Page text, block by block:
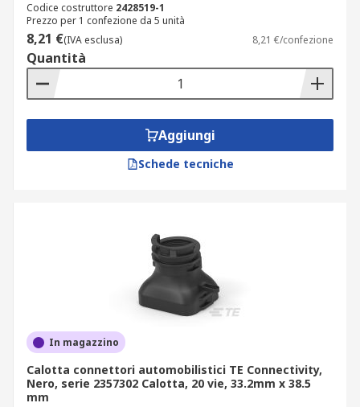
Codice costruttore 2428519-1
Prezzo per 1 confezione da 5 unità
8,21 €(IVA esclusa) 8,21 €/confezione
Quantità
Aggiungi
Schede tecniche
In magazzino
Calotta connettori automobilistici TE Connectivity,
Nero, serie 2357302 Calotta, 20 vie, 33.2mm x 38.5
mm